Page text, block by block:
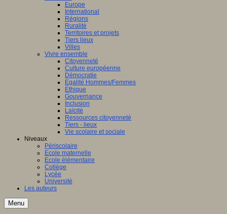
Europe
International
Régions
Ruralité
Territoires et projets
Tiers lieux
Villes
Vivre ensemble
Citoyenneté
Culture européenne
Démocratie
Egalité Hommes/Femmes
Ethique
Gouvernance
Inclusion
Laïcité
Ressources citoyenneté
Tiers - lieux
Vie scolaire et sociale
Niveaux
Périscolaire
Ecole maternelle
Ecole élémentaire
Collège
Lycée
Université
Les auteurs
Menu